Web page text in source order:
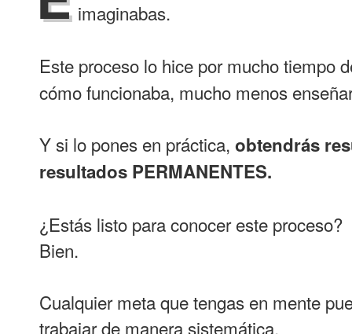
imaginabas.
Este proceso lo hice por mucho tiempo
cómo funcionaba, mucho menos
Y si lo pones en práctica,obtendrás
resultados PERMANENTES.
¿Estás listo para conocer este proceso?
Bien.
Cualquier meta que tengas en mente
trabajar de manera sistemática.